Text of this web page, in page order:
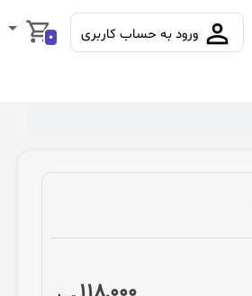
0 ورود به حساب کاربری